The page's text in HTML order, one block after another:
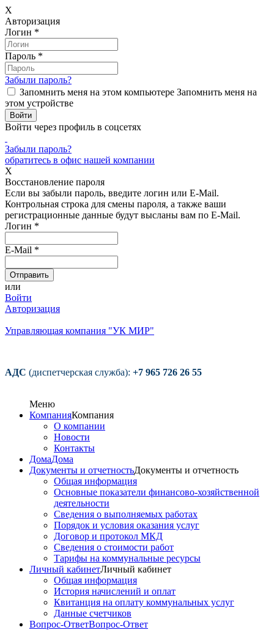
X
Авторизация
Логин *
Пароль *
Забыли пароль?
Запомнить меня на этом компьютере Запомнить меня на
этом устройстве
Войти через профиль в соцсетях
Забыли пароль?
обратитесь в офис нашей компании
X
Восстановление пароля
Если вы забыли пароль, введите логин или E-Mail.
Контрольная строка для смены пароля, а также ваши
регистрационные данные будут высланы вам по E-Mail.
Логин *
E-Mail *
или
Войти
Авторизация
Управляющая компания "УК МИР"
АДС (диспетчерская служба): +7 965 726 26 55
Меню
КомпанияКомпания
О компании
Новости
Контакты
ДомаДома
Документы и отчетностьДокументы и отчетность
Общая информация
Основные показатели финансово-хозяйственной
деятельности
Сведения о выполняемых работах
Порядок и условия оказания услуг
Договор и протокол МКД
Сведения о стоимости работ
Тарифы на коммунальные ресурсы
Личный кабинетЛичный кабинет
Общая информация
История начислений и оплат
Квитанция на оплату коммунальных услуг
Данные счетчиков
Вопрос-ОтветВопрос-Ответ